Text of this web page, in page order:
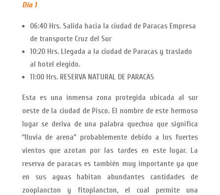
Día 1
06:40 Hrs. Salida hacia la ciudad de Paracas Empresa
de transporte Cruz del Sur
10:20 Hrs. Llegada a la ciudad de Paracas y traslado
al hotel elegido.
11:00 Hrs. RESERVA NATURAL DE PARACAS
Esta es una inmensa zona protegida ubicada al sur
oeste de la ciudad de Pisco. El nombre de este hermoso
lugar se deriva de una palabra quechua que significa
“lluvia de arena” probablemente debido a los fuertes
vientos que azotan por las tardes en este lugar. La
reserva de paracas es también muy importante ya que
en sus aguas habitan abundantes cantidades de
zooplancton y fitoplancton, el cual permite una